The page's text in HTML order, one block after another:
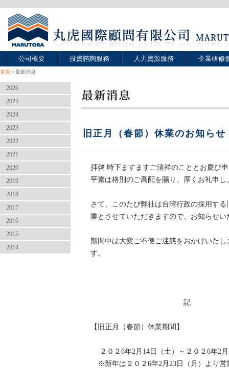
公司概要 投資諮詢服務 人力資源服務 企業研修
首頁＞最新消息
2026
2025
2024
2023
2022
2021
2020
2019
2018
2017
2016
2015
2014
旧正月（春節）休業のお知らせ
拝啓 時下ますますご清祥のこととお慶び
平素は格別のご高配を賜り、厚くお礼申し
さて、このたび弊社は台湾行政の採用す
業とさせていただきますので、お知らせい
期間中は大変ご不便ご迷惑をおかけいた
す。
記
【旧正月（春節）休業期間】
２０２6年2月14日（土）～２０２6年2
※新年は２０２6年2月23日（月）より営